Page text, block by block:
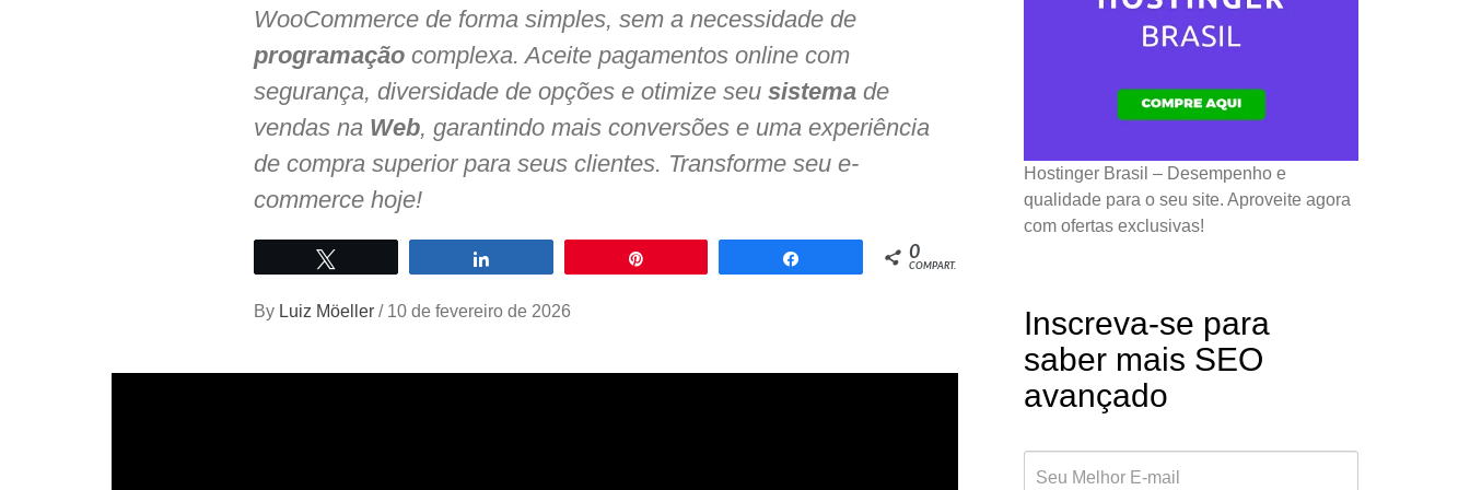
WooCommerce de forma simples, sem a necessidade de
programação complexa. Aceite pagamentos online com
segurança, diversidade de opções e otimize seu sistema de
vendas na Web, garantindo mais conversões e uma experiência
de compra superior para seus clientes. Transforme seu e-
commerce hoje!
Compartilhar 0
COMPART.
By Luiz Möeller / 10 de fevereiro de 2026
Hostinger Brasil – Desempenho e
qualidade para o seu site. Aproveite agora
com ofertas exclusivas!
Inscreva-se para
saber mais SEO
avançado